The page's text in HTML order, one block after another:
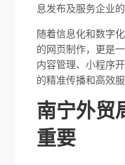
息发布及服务企业的
随着信息化和数字
的网页制作，更是
内容管理、小程序
的精准传播和高效服
南宁外贸
重要